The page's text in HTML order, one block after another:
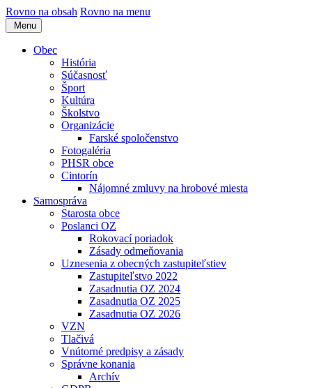
Rovno na obsah Rovno na menu
Menu
Obec
História
Súčasnosť
Šport
Kultúra
Školstvo
Organizácie
Farské spoločenstvo
Fotogaléria
PHSR obce
Cintorín
Nájomné zmluvy na hrobové miesta
Samospráva
Starosta obce
Poslanci OZ
Rokovací poriadok
Zásady odmeňovania
Uznesenia z obecných zastupiteľstiev
Zastupiteľstvo 2022
Zasadnutia OZ 2024
Zasadnutia OZ 2025
Zasadnutia OZ 2026
VZN
Tlačivá
Vnútorné predpisy a zásady
Správne konania
Archív